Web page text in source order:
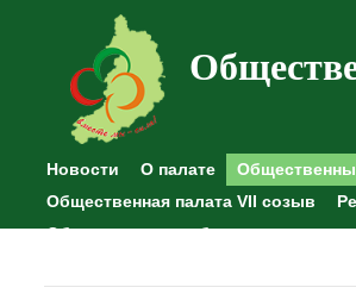
Новости О палате
Общественная палата VII созыв
Общественные наблюдения